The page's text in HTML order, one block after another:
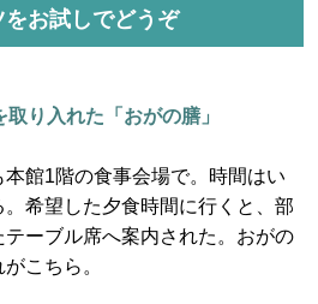
お試しでどうぞ
り入れた「おがの膳」
館1階の食事会場で。時間はい
。希望した夕食時間に行くと、部
ーブル席へ案内された。おがの
こちら。